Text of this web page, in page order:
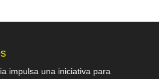
impulsa una iniciativa para